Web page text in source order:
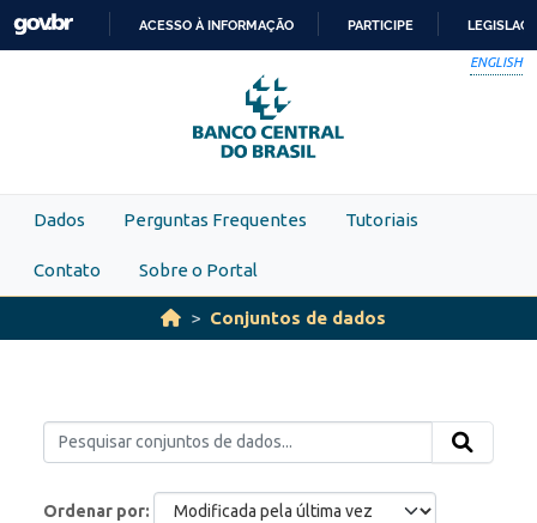
Skip to main content
PARA
O
CONTEÚDO
ACESSO À INFORMAÇÃO PARTICIPE
ENGLISH
Dados Perguntas Frequentes Tutoriais
Contato Sobre o Portal
Conjuntos de dados
Ordenar por